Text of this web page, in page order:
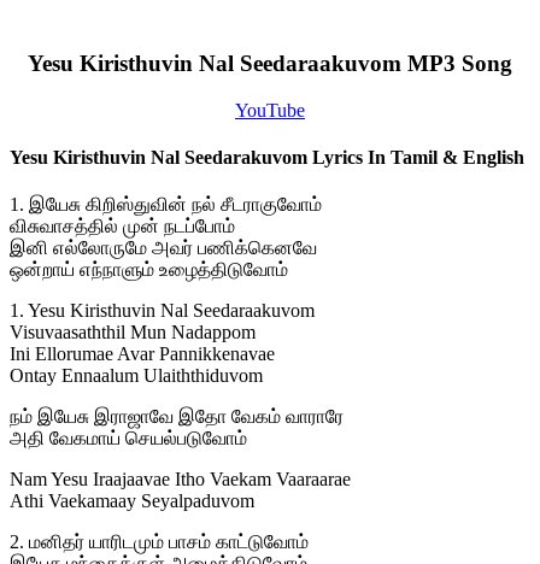
Yesu Kiristhuvin Nal Seedaraakuvom MP3 Song
YouTube
Yesu Kiristhuvin Nal Seedarakuvom Lyrics In Tamil & English
1. இயேசு கிறிஸ்துவின் நல் சீடராகுவோம்
விசுவாசத்தில் முன் நடப்போம்
இனி எல்லோருமே அவர் பணிக்கெனவே
ஒன்றாய் எந்நாளும் உழைத்திடுவோம்
1. Yesu Kiristhuvin Nal Seedaraakuvom
Visuvaasaththil Mun Nadappom
Ini Ellorumae Avar Pannikkenavae
Ontay Ennaalum Ulaiththiduvom
நம் இயேசு இராஜாவே இதோ வேகம் வாராரே
அதி வேகமாய் செயல்படுவோம்
Nam Yesu Iraajaavae Itho Vaekam Vaaraarae
Athi Vaekamaay Seyalpaduvom
2. மனிதர் யாரிடமும் பாசம் காட்டுவோம்